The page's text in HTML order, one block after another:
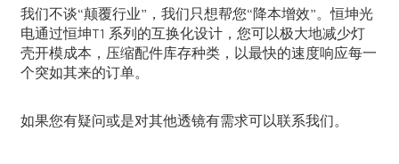
我们不谈“颠覆行业”，我们只想帮您“降本增效”。恒坤光
电通过恒坤T1 系列的互换化设计，您可以极大地减少灯
壳开模成本，压缩配件库存种类，以最快的速度响应每一
个突如其来的订单。
如果您有疑问或是对其他透镜有需求可以联系我们。